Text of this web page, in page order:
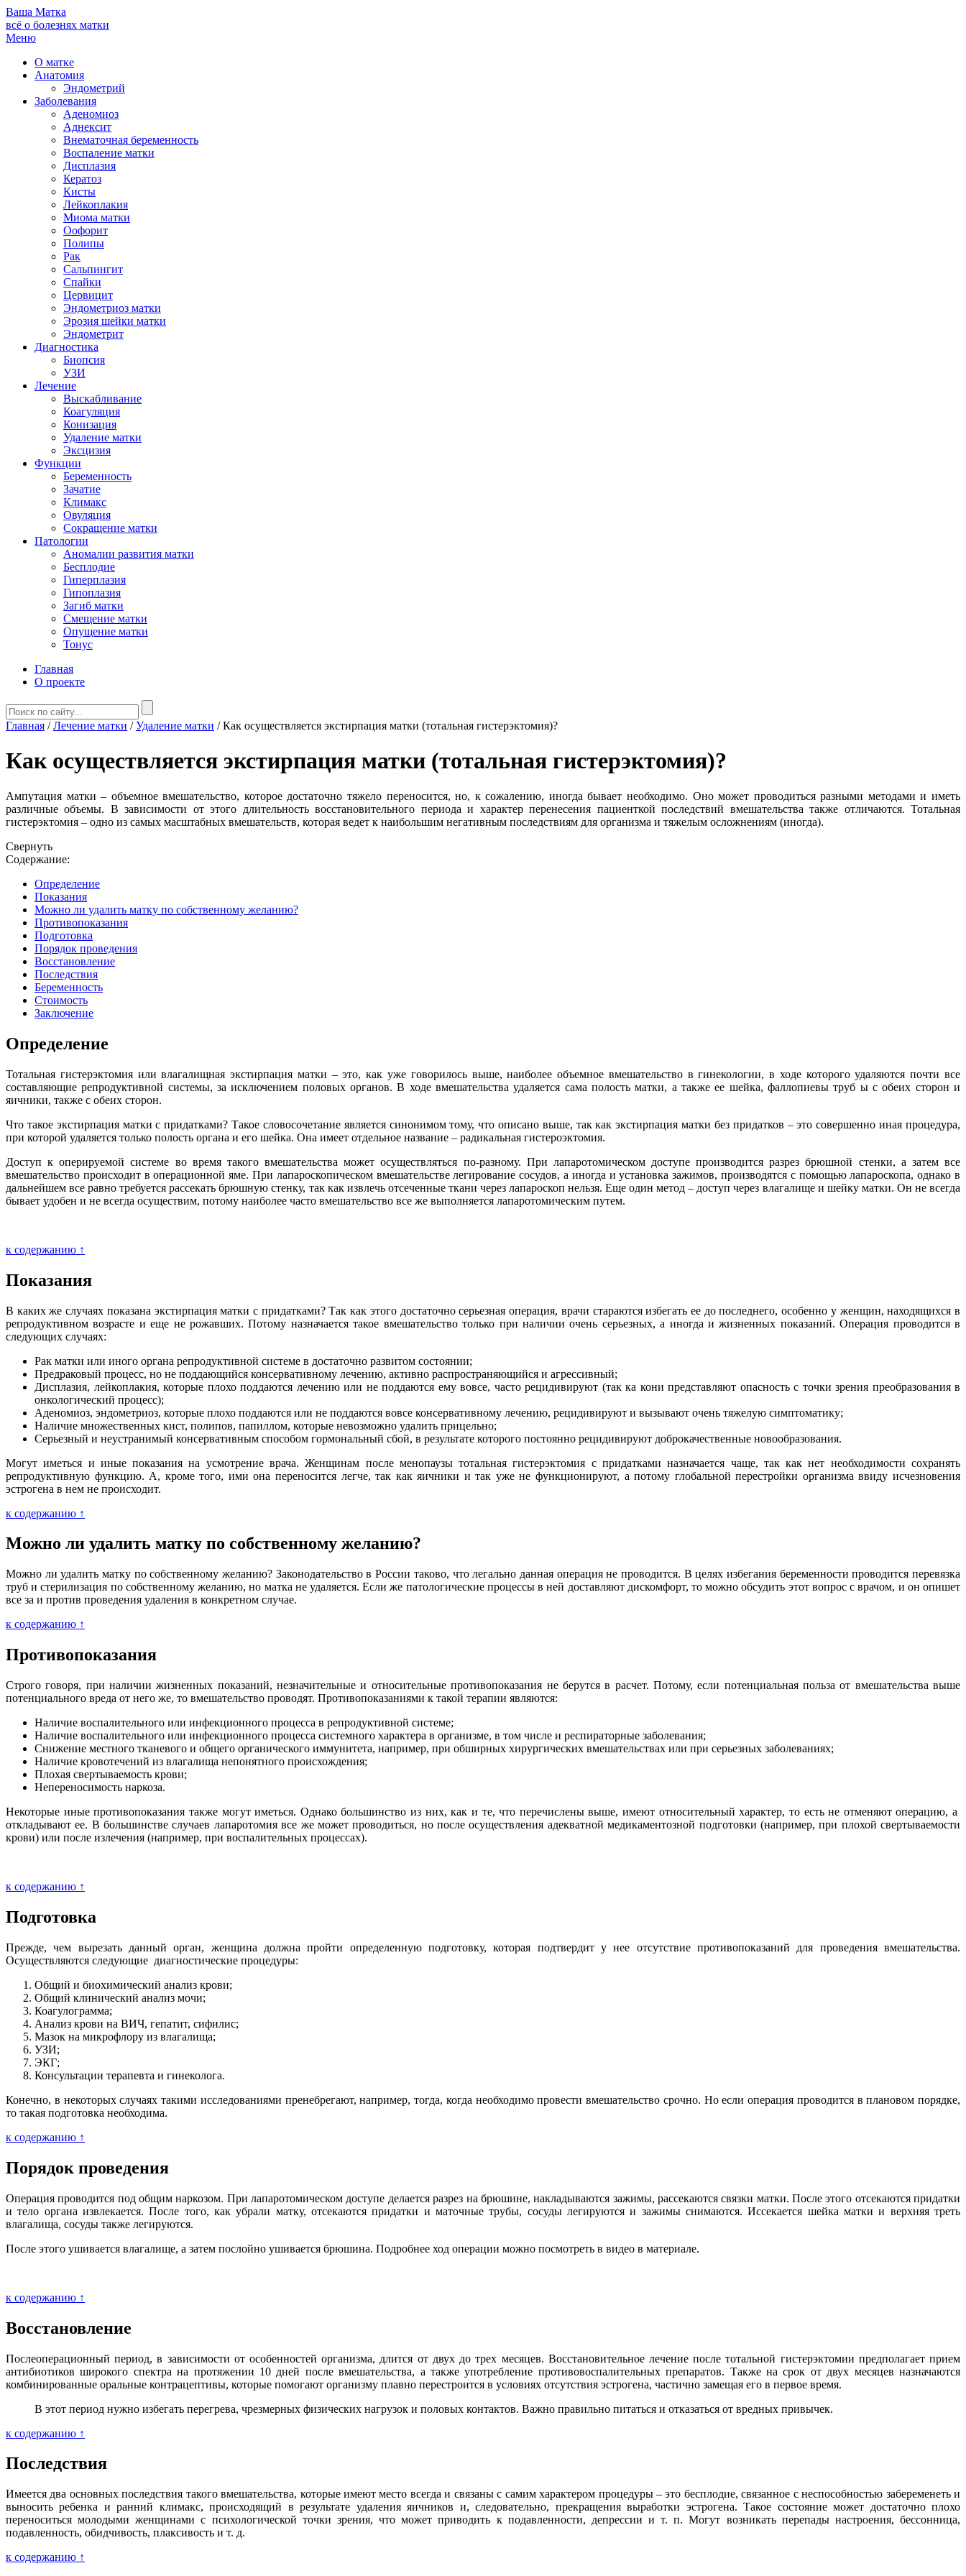
Ваша Матка
всё о болезнях матки
Меню
О матке
Анатомия
Эндометрий
Заболевания
Аденомиоз
Аднексит
Внематочная беременность
Воспаление матки
Дисплазия
Кератоз
Кисты
Лейкоплакия
Миома матки
Оофорит
Полипы
Рак
Сальпингит
Спайки
Цервицит
Эндометриоз матки
Эрозия шейки матки
Эндометрит
Диагностика
Биопсия
УЗИ
Лечение
Выскабливание
Коагуляция
Конизация
Удаление матки
Эксцизия
Функции
Беременность
Зачатие
Климакс
Овуляция
Сокращение матки
Патологии
Аномалии развития матки
Бесплодие
Гиперплазия
Гипоплазия
Загиб матки
Смещение матки
Опущение матки
Тонус
Главная
О проекте
Главная /Лечение матки /Удаление матки /Как осуществляется экстирпация матки (тотальная гистерэктомия)?
Как осуществляется экстирпация матки (тотальная гистерэктомия)?
Ампутация матки – объемное вмешательство, которое достаточно тяжело переносится, но, к сожалению, иногда бывает необходимо. Оно может проводиться разными методами и иметь
различные объемы. В зависимости от этого длительность восстановительного периода и характер перенесения пациенткой последствий вмешательства также отличаются. Тотальная
гистерэктомия – одно из самых масштабных вмешательств, которая ведет к наибольшим негативным последствиям для организма и тяжелым осложнениям (иногда).
Свернуть
Содержание:
Определение
Показания
Можно ли удалить матку по собственному желанию?
Противопоказания
Подготовка
Порядок проведения
Восстановление
Последствия
Беременность
Стоимость
Заключение
Определение
Тотальная гистерэктомия или влагалищная экстирпация матки – это, как уже говорилось выше, наиболее объемное вмешательство в гинекологии, в ходе которого удаляются почти все
составляющие репродуктивной системы, за исключением половых органов. В ходе вмешательства удаляется сама полость матки, а также ее шейка, фаллопиевы труб ы с обеих сторон и
яичники, также с обеих сторон.
Что такое экстирпация матки с придатками? Такое словосочетание является синонимом тому, что описано выше, так как экстирпация матки без придатков – это совершенно иная процедура,
при которой удаляется только полость органа и его шейка. Она имеет отдельное название – радикальная гистероэктомия.
Доступ к оперируемой системе во время такого вмешательства может осуществляться по-разному. При лапаротомическом доступе производится разрез брюшной стенки, а затем все
вмешательство происходит в операционной яме. При лапароскопическом вмешательстве легирование сосудов, а иногда и установка зажимов, производятся с помощью лапароскопа, однако в
дальнейшем все равно требуется рассекать брюшную стенку, так как извлечь отсеченные ткани через лапароскоп нельзя. Еще один метод – доступ через влагалище и шейку матки. Он не всегда
бывает удобен и не всегда осуществим, потому наиболее часто вмешательство все же выполняется лапаротомическим путем.
к содержанию ↑
Показания
В каких же случаях показана экстирпация матки с придатками? Так как этого достаточно серьезная операция, врачи стараются избегать ее до последнего, особенно у женщин, находящихся в
репродуктивном возрасте и еще не рожавших. Потому назначается такое вмешательство только при наличии очень серьезных, а иногда и жизненных показаний. Операция проводится в
следующих случаях:
Рак матки или иного органа репродуктивной системе в достаточно развитом состоянии;
Предраковый процесс, но не поддающийся консервативному лечению, активно распространяющийся и агрессивный;
Дисплазия, лейкоплакия, которые плохо поддаются лечению или не поддаются ему вовсе, часто рецидивируют (так ка кони представляют опасность с точки зрения преобразования в
онкологический процесс);
Аденомиоз, эндометриоз, которые плохо поддаются или не поддаются вовсе консервативному лечению, рецидивируют и вызывают очень тяжелую симптоматику;
Наличие множественных кист, полипов, папиллом, которые невозможно удалить прицельно;
Серьезный и неустранимый консервативным способом гормональный сбой, в результате которого постоянно рецидивируют доброкачественные новообразования.
Могут иметься и иные показания на усмотрение врача. Женщинам после менопаузы тотальная гистерэктомия с придатками назначается чаще, так как нет необходимости сохранять
репродуктивную функцию. А, кроме того, ими она переносится легче, так как яичники и так уже не функционируют, а потому глобальной перестройки организма ввиду исчезновения
эстрогена в нем не происходит.
к содержанию ↑
Можно ли удалить матку по собственному желанию?
Можно ли удалить матку по собственному желанию? Законодательство в России таково, что легально данная операция не проводится. В целях избегания беременности проводится перевязка
труб и стерилизация по собственному желанию, но матка не удаляется. Если же патологические процессы в ней доставляют дискомфорт, то можно обсудить этот вопрос с врачом, и он опишет
все за и против проведения удаления в конкретном случае.
к содержанию ↑
Противопоказания
Строго говоря, при наличии жизненных показаний, незначительные и относительные противопоказания не берутся в расчет. Потому, если потенциальная польза от вмешательства выше
потенциального вреда от него же, то вмешательство проводят. Противопоказаниями к такой терапии являются:
Наличие воспалительного или инфекционного процесса в репродуктивной системе;
Наличие воспалительного или инфекционного процесса системного характера в организме, в том числе и респираторные заболевания;
Снижение местного тканевого и общего органического иммунитета, например, при обширных хирургических вмешательствах или при серьезных заболеваниях;
Наличие кровотечений из влагалища непонятного происхождения;
Плохая свертываемость крови;
Непереносимость наркоза.
Некоторые иные противопоказания также могут иметься. Однако большинство из них, как и те, что перечислены выше, имеют относительный характер, то есть не отменяют операцию, а
откладывают ее. В большинстве случаев лапаротомия все же может проводиться, но после осуществления адекватной медикаментозной подготовки (например, при плохой свертываемости
крови) или после излечения (например, при воспалительных процессах).
к содержанию ↑
Подготовка
Прежде, чем вырезать данный орган, женщина должна пройти определенную подготовку, которая подтвердит у нее отсутствие противопоказаний для проведения вмешательства.
Осуществляются следующие диагностические процедуры:
Общий и биохимический анализ крови;
Общий клинический анализ мочи;
Коагулограмма;
Анализ крови на ВИЧ, гепатит, сифилис;
Мазок на микрофлору из влагалища;
УЗИ;
ЭКГ;
Консультации терапевта и гинеколога.
Конечно, в некоторых случаях такими исследованиями пренебрегают, например, тогда, когда необходимо провести вмешательство срочно. Но если операция проводится в плановом порядке,
то такая подготовка необходима.
к содержанию ↑
Порядок проведения
Операция проводится под общим наркозом. При лапаротомическом доступе делается разрез на брюшине, накладываются зажимы, рассекаются связки матки. После этого отсекаются придатки
и тело органа извлекается. После того, как убрали матку, отсекаются придатки и маточные трубы, сосуды легируются и зажимы снимаются. Иссекается шейка матки и верхняя треть
влагалища, сосуды также легируются.
После этого ушивается влагалище, а затем послойно ушивается брюшина. Подробнее ход операции можно посмотреть в видео в материале.
к содержанию ↑
Восстановление
Послеоперационный период, в зависимости от особенностей организма, длится от двух до трех месяцев. Восстановительное лечение после тотальной гистерэктомии предполагает прием
антибиотиков широкого спектра на протяжении 10 дней после вмешательства, а также употребление противовоспалительных препаратов. Также на срок от двух месяцев назначаются
комбинированные оральные контрацептивы, которые помогают организму плавно перестроится в условиях отсутствия эстрогена, частично замещая его в первое время.
В этот период нужно избегать перегрева, чрезмерных физических нагрузок и половых контактов. Важно правильно питаться и отказаться от вредных привычек.
к содержанию ↑
Последствия
Имеется два основных последствия такого вмешательства, которые имеют место всегда и связаны с самим характером процедуры – это бесплодие, связанное с неспособностью забеременеть и
выносить ребенка и ранний климакс, происходящий в результате удаления яичников и, следовательно, прекращения выработки эстрогена. Такое состояние может достаточно плохо
переноситься молодыми женщинами с психологической точки зрения, что может приводить к подавленности, депрессии и т. п. Могут возникать перепады настроения, бессонница,
подавленность, обидчивость, плаксивость и т. д.
к содержанию ↑